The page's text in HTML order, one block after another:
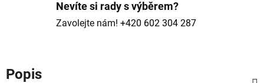
Nevíte si rady s výběrem?
Zavolejte nám! +420 602 304 287
Popis